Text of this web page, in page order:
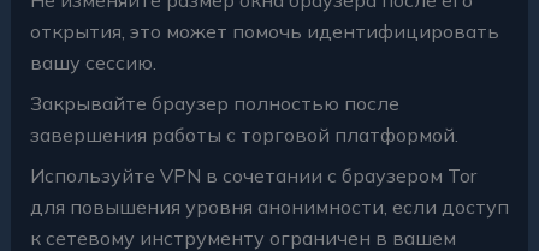
открытия, это может помочь идентифицировать
вашу сессию.
Закрывайте браузер полностью после
завершения работы с торговой платформой.
Используйте VPN в сочетании с браузером Tor
для повышения уровня анонимности, если доступ
к сетевому инструменту ограничен в вашем